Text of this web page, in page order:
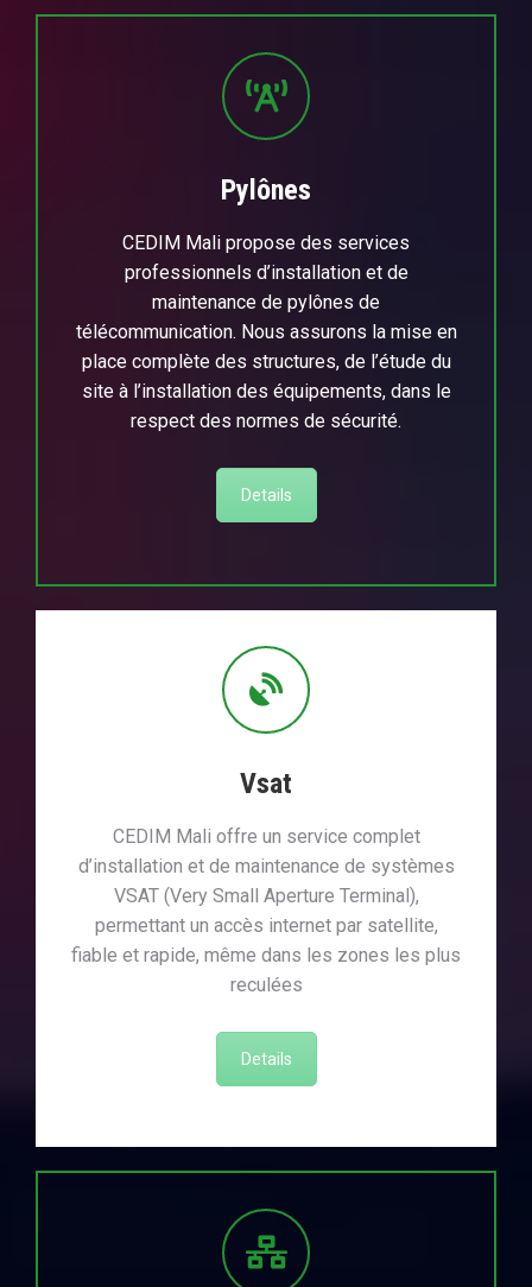
Pylônes
CEDIM Mali propose des services
professionnels d’installation et de
maintenance de pylônes de
télécommunication. Nous assurons la mise en
place complète des structures, de l’étude du
site à l’installation des équipements, dans le
respect des normes de sécurité.
Details
Vsat
CEDIM Mali offre un service complet
d’installation et de maintenance de systèmes
VSAT (Very Small Aperture Terminal),
permettant un accès internet par satellite,
fiable et rapide, même dans les zones les plus
reculées
Details